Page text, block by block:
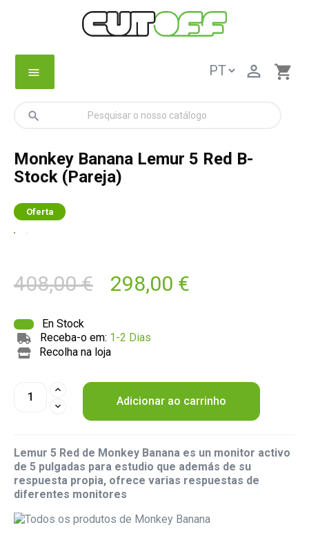
menu shopping_cart

search
Monkey Banana Lemur 5 Red B-
Stock (Pareja)
Oferta
408,00 € 298,00 €
En Stock
Receba-o em: 1-2 Dias
Recolha na loja
Adicionar ao carrinho
Lemur 5 Red de Monkey Banana es un monitor activo
de 5 pulgadas para estudio que además de su
respuesta propia, ofrece varias respuestas de
diferentes monitores